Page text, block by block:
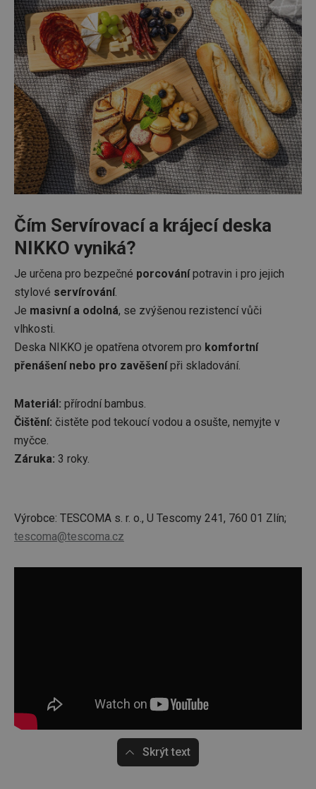
Čím Servírovací a krájecí deska
NIKKO vyniká?
Je určena pro bezpečné porcovánípotravin i pro jejich
stylové servírování.
Je masivní a odolná, se zvýšenou rezistencí vůči
vlhkosti.
Deska NIKKO je opatřena otvorem pro komfortní
přenášení nebo pro zavěšenípři skladování.
Materiál: přírodní bambus.
Čištění: čistěte pod tekoucí vodou a osušte, nemyjte v
myčce.
Záruka: 3 roky.
Výrobce: TESCOMA s. r. o., U Tescomy 241, 760 01 Zlín;
tescoma@tescoma.cz
Skrýt text